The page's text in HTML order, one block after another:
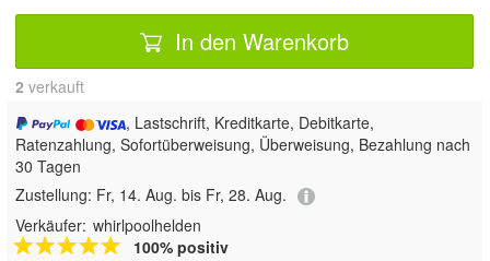
In den Warenkorb
2 verkauft
, Lastschrift, Kreditkarte, Debitkarte,
Ratenzahlung, Sofortüberweisung, Überweisung, Bezahlung nach
30 Tagen
Zustellung: Fr, 14. Aug. bis Fr, 28. Aug.
Verkäufer: whirlpoolhelden
100% positiv